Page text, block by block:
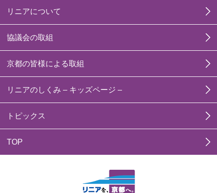
リニアについて
協議会の取組
京都の皆様による取組
リニアのしくみ – キッズページ –
トピックス
TOP